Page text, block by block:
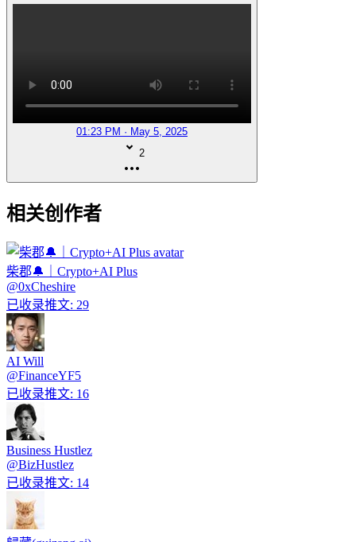
01:23 PM · May 5, 2025
2
相关创作者
柴郡🔔｜Crypto+AI Plus
@0xCheshire
已收录推文: 29
AI Will
@FinanceYF5
已收录推文: 16
Business Hustlez
@BizHustlez
已收录推文: 14